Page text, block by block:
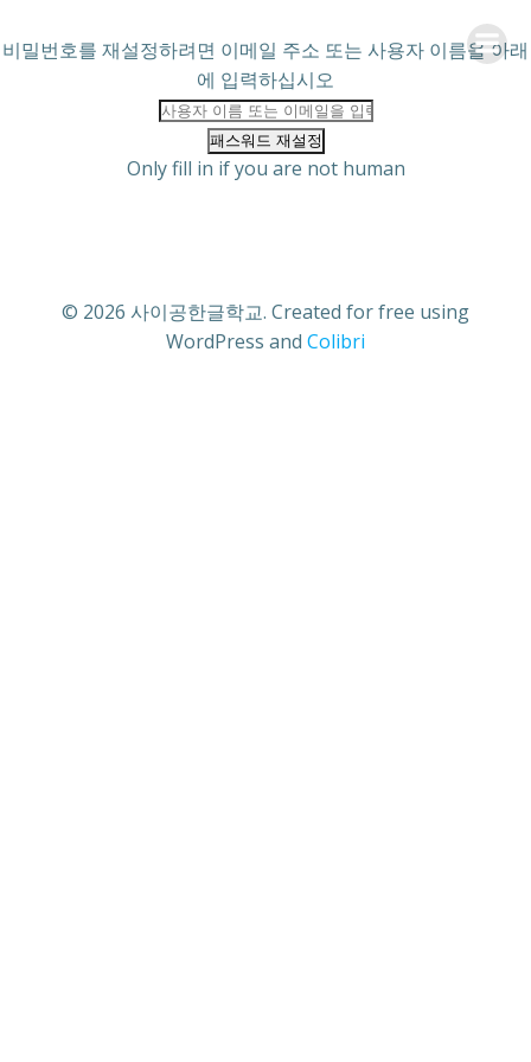
to
content
비밀번호를 재설정하려면 이메일 주소 또는 사용자 이름을 아래
에 입력하십시오
Only fill in if you are not human
© 2026 사이공한글학교. Created for free using
WordPress and Colibri